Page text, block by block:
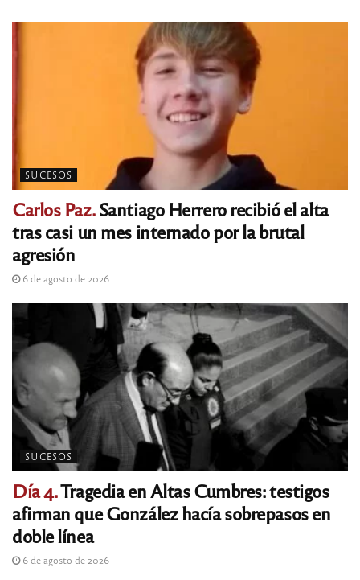
SUCESOS
Carlos Paz.Santiago Herrero recibió el alta
tras casi un mes internado por la brutal
agresión
6 de agosto de 2026
SUCESOS
Día 4.Tragedia en Altas Cumbres: testigos
afirman que González hacía sobrepasos en
doble línea
6 de agosto de 2026